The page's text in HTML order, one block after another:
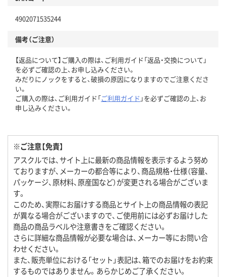
4902071535244
備考（ご注意）
【返品について】ご購入の際は、ご利用ガイド「返品・交換について」
を必ずご確認の上、お申し込みください。
みだりにノックをすると、破損の原因になりますのでご注意くださ
い。
ご購入の際は、ご利用ガイド「ご利用ガイド 」を必ずご確認の上、お
申し込みください。
※ご注意【免責】
アスクルでは、サイト上に最新の商品情報を表示するよう努め
ておりますが、メーカーの都合等により、商品規格・仕様（容量、
パッケージ、原材料、原産国など）が変更される場合がございま
す。
このため、実際にお届けする商品とサイト上の商品情報の表記
が異なる場合がございますので、ご使用前には必ずお届けした
商品の商品ラベルや注意書きをご確認ください。
さらに詳細な商品情報が必要な場合は、メーカー等にお問い合
わせください。
また、販売単位における「セット」表記は、箱でのお届けをお約束
するものではありません。あらかじめご了承ください。